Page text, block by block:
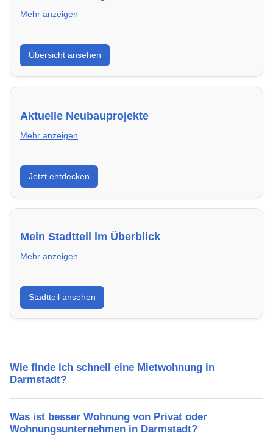
Mehr anzeigen
Hier findest du die wichtigsten Anbieter in Darmstadt
– von Genossenschaften bis zu privaten Vermietern.
Übersicht ansehen
Aktuelle Neubauprojekte
Mehr anzeigen
Entdecke Neubauprojekte in Darmstadt – modern,
energieeffizient und sofort bezugsfertig.
Jetzt entdecken
Mein Stadtteil im Überblick
Mehr anzeigen
Erfahre mehr über deinen Stadtteil in Darmstadt:
Lebensqualität, Verkehrsanbindung, Schulen,
Freizeitmöglichkeiten und Mietpreise.
Stadtteil ansehen
Wie finde ich schnell eine Mietwohnung in
Darmstadt?
Was ist besser Wohnung von Privat oder
Wohnungsunternehmen in Darmstadt?